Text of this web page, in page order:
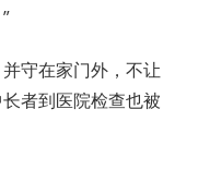
守在家门外，不让
者到医院检查也被